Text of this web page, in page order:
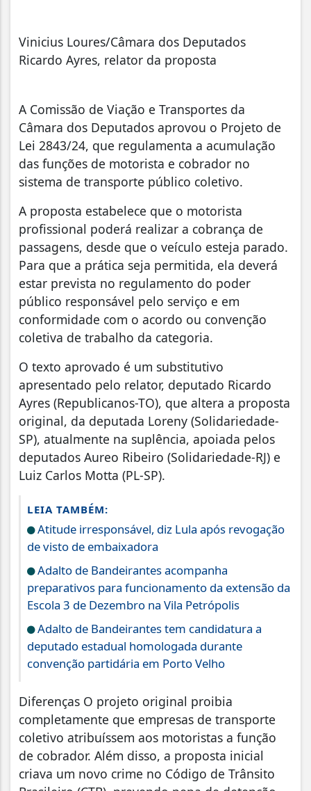
Vinicius Loures/Câmara dos Deputados
Ricardo Ayres, relator da proposta
A Comissão de Viação e Transportes da
Câmara dos Deputados aprovou o Projeto de
Lei 2843/24, que regulamenta a acumulação
das funções de motorista e cobrador no
sistema de transporte público coletivo.
A proposta estabelece que o motorista
profissional poderá realizar a cobrança de
passagens, desde que o veículo esteja parado.
Para que a prática seja permitida, ela deverá
estar prevista no regulamento do poder
público responsável pelo serviço e em
conformidade com o acordo ou convenção
coletiva de trabalho da categoria.
O texto aprovado é um substitutivo
apresentado pelo relator, deputado Ricardo
Ayres (Republicanos-TO), que altera a proposta
original, da deputada Loreny (Solidariedade-
SP), atualmente na suplência, apoiada pelos
deputados Aureo Ribeiro (Solidariedade-RJ) e
Luiz Carlos Motta (PL-SP).
LEIA TAMBÉM:
Atitude irresponsável, diz Lula após revogação
de visto de embaixadora
Adalto de Bandeirantes acompanha
preparativos para funcionamento da extensão da
Escola 3 de Dezembro na Vila Petrópolis
Adalto de Bandeirantes tem candidatura a
deputado estadual homologada durante
convenção partidária em Porto Velho
Diferenças O projeto original proibia
completamente que empresas de transporte
coletivo atribuíssem aos motoristas a função
de cobrador. Além disso, a proposta inicial
criava um novo crime no Código de Trânsito